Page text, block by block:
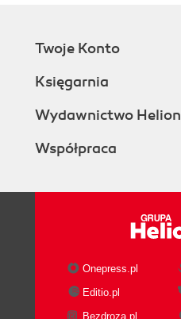
Twoje Konto
Księgarnia
Wydawnictwo Helion
Współpraca
Onepress.pl
Editio.pl
Bezdroza.pl